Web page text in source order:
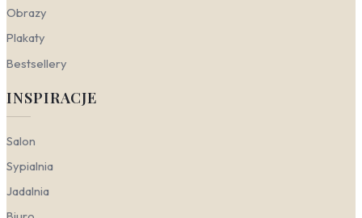
Obrazy
Plakaty
Bestsellery
INSPIRACJE
Salon
Sypialnia
Jadalnia